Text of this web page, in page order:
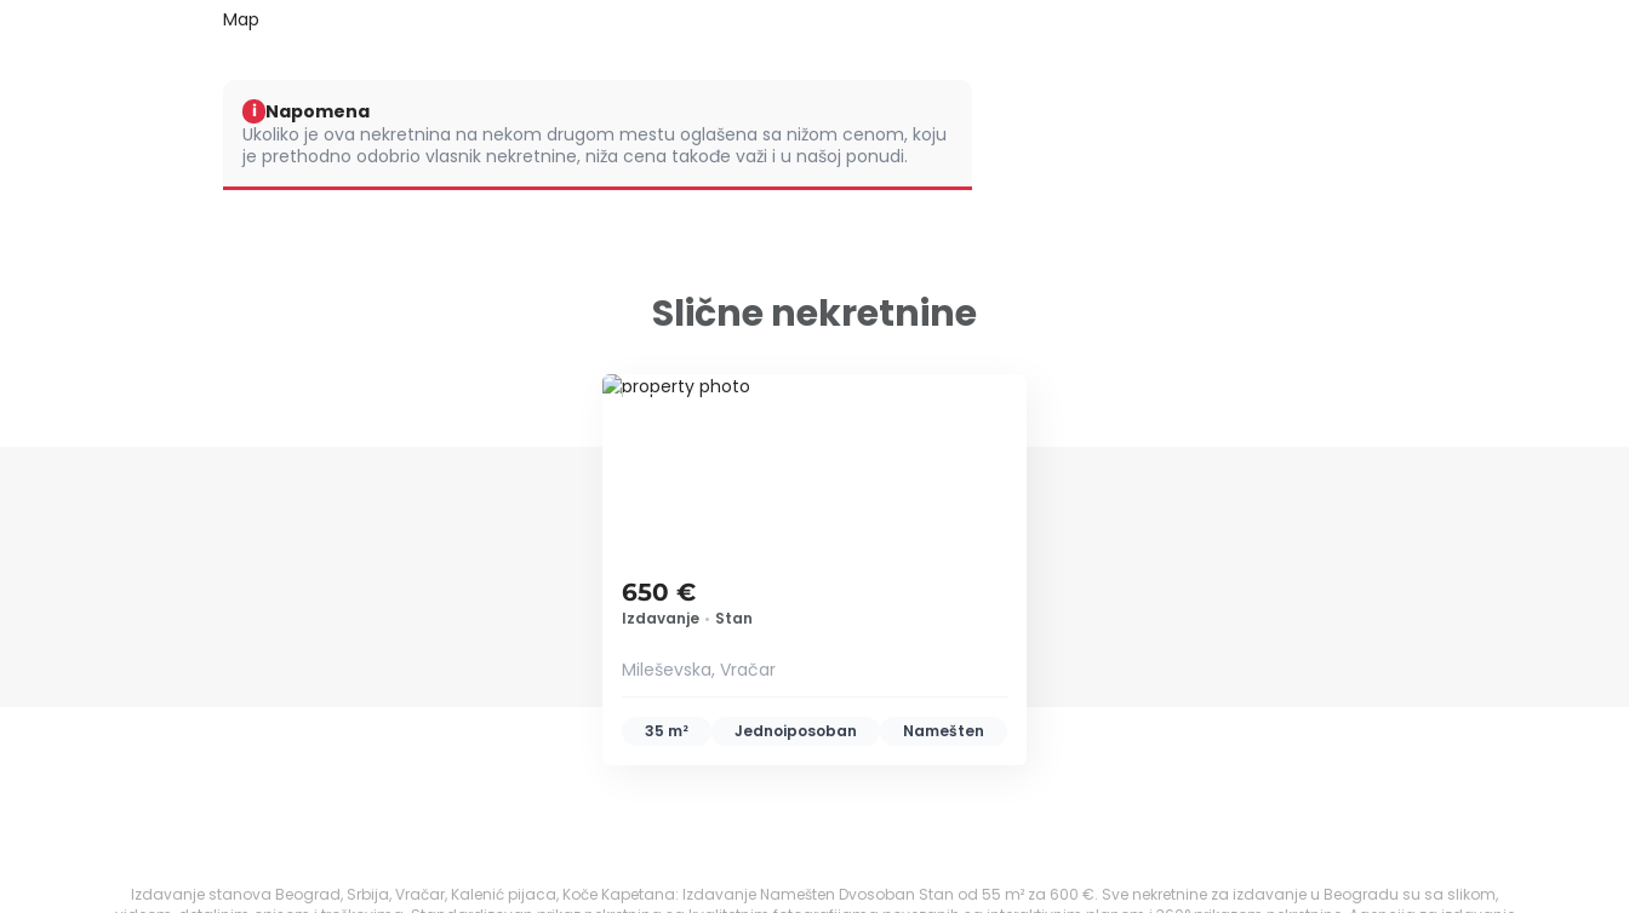
Map
i Napomena
Ukoliko je ova nekretnina na nekom drugom mestu oglašena sa nižom cenom, koju
je prethodno odobrio vlasnik nekretnine, niža cena takođe važi i u našoj ponudi.
Slične nekretnine
ID 47029
650 €
Izdavanje • Stan
Mileševska, Vračar
35 m² Jednoiposoban Namešten
Izdavanje stanova Beograd, Srbija, Vračar, Kalenić pijaca, Koče Kapetana: Izdavanje Namešten Dvosoban Stan od 55 m² za 600 €. Sve nekretnine za izdavanje u Beogradu su sa slikom,